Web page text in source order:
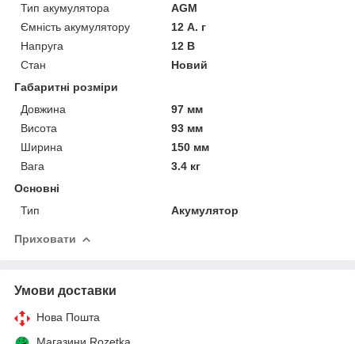
Тип акумулятора
AGM
Ємність акумулятору
12 А. г
Напруга
12 В
Стан
Новий
Габаритні розміри
Довжина
97 мм
Висота
93 мм
Ширина
150 мм
Вага
3.4 кг
Основні
Тип
Акумулятор
Приховати
Умови доставки
Нова Пошта